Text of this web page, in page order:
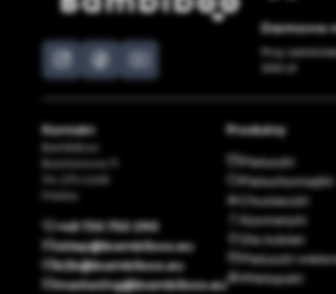
Darmowa
Przy
300 zł
Kontakt
Bambiboo
Bastionowa 11
94-274 Łódź
Polska
+48 730 750 290
sklep@bambiboo.eu
b2b@bambiboo.eu
marketing@bambiboo.eu
Produkty
Pieluszki
Pieluchomajtki
Chusteczki
Kosmetyki
Dla kobiet
Pieluszki
Wielopaki